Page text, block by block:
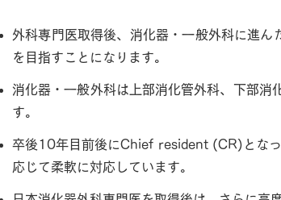
外科専門医取得後、消化器・一般外科に進
を目指すことになります。
消化器・一般外科は上部消化管外科、下部消
す。
卒後10年目前後にChief resident (CR)となっ
応じて柔軟に対応しています。